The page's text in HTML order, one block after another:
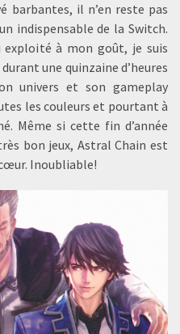
barbantes, il n’en reste pas
indispensable de la Switch.
exploité à mon goût, je suis
une quinzaine d’heures
univers et son gameplay
les couleurs et pourtant à
Même si cette fin d’année
bon jeux, Astral Chain est
Inoubliable!